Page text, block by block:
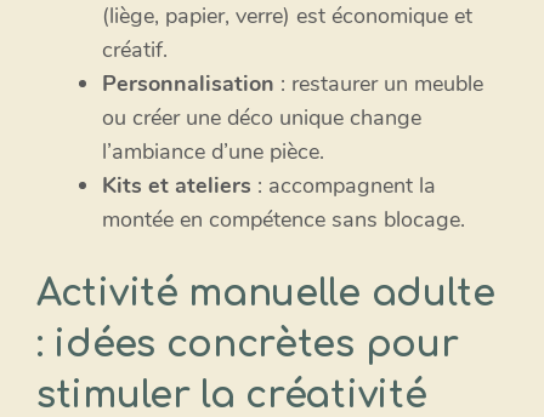
(liège, papier, verre) est économique et
créatif.
Personnalisation : restaurer un meuble
ou créer une déco unique change
l’ambiance d’une pièce.
Kits et ateliers : accompagnent la
montée en compétence sans blocage.
Activité manuelle adulte
: idées concrètes pour
stimuler la créativité